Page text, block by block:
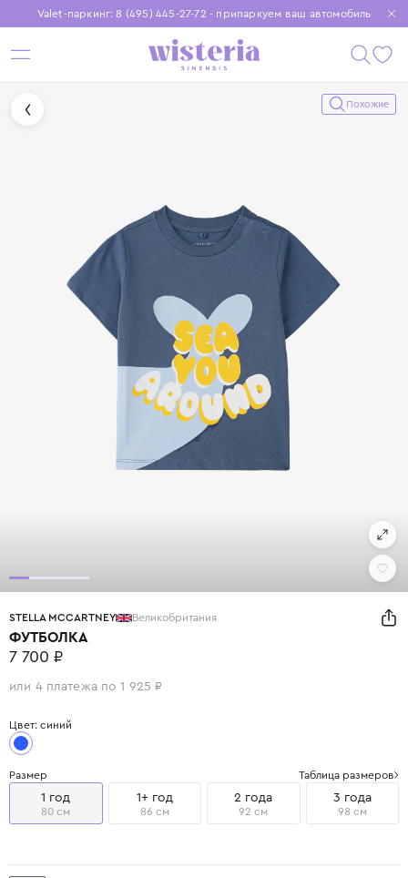
Valet-паркинг: 8 (495) 445-27-72 - припаркуем ваш автомобиль
Бесплатная доставка при заказе от 15 000 ₽
Установите приложение, чтобы покупки были еще удобнее
Похожие
STELLA MCCARTNEY Великобритания
ФУТБОЛКА
7 700 ₽
или 4 платежа по 1 925 ₽
Цвет: синий
Размер Таблица размеров
1 год
80 см
1+ год
86 см
2 года
92 см
3 года
98 см